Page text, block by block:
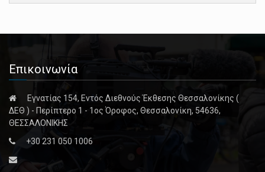
Spain Flash Floods: Scenes From the De ...
after torrenti [...]
November 1, 2024
As Famine Stalks Gaza, Farmers Lament ...
Επικοινωνία
Εγνατίας 154, Εντός Διεθνούς Έκθεσης Θεσσαλονίκης (
ΔΕΘ ) - Περίπτερο 1 - 1ος Όροφος, Θεσσαλονίκη, 54636,
ΘΕΣΣΑΛΟΝΙΚΗΣ
+30 231 050 1006